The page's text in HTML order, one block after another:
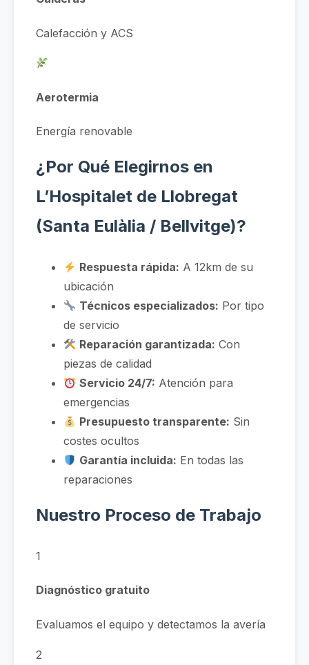
Calefacción y ACS
Aerotermia
Energía renovable
¿Por Qué Elegirnos en
L’Hospitalet de Llobregat
(Santa Eulàlia / Bellvitge)?
Respuesta rápida: A 12km de su
ubicación
Técnicos especializados: Por tipo
de servicio
Reparación garantizada: Con
piezas de calidad
Servicio 24/7: Atención para
emergencias
Presupuesto transparente: Sin
costes ocultos
Garantía incluida: En todas las
reparaciones
Nuestro Proceso de Trabajo
1
Diagnóstico gratuito
Evaluamos el equipo y detectamos la avería
2